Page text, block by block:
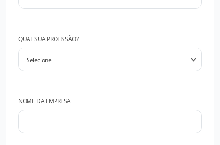
QUAL SUA PROFISSÃO?
NOME DA EMPRESA